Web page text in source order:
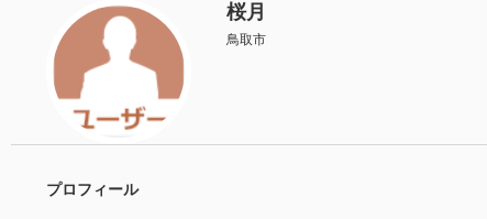
桜月
鳥取市
プロフィール